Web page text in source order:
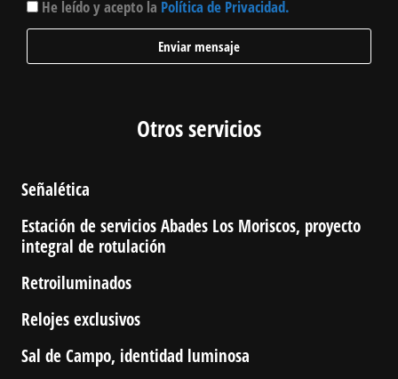
He leído y acepto la Política de Privacidad.
Enviar mensaje
Otros servicios
Señalética
Estación de servicios Abades Los Moriscos, proyecto
integral de rotulación
Retroiluminados
Relojes exclusivos
Sal de Campo, identidad luminosa